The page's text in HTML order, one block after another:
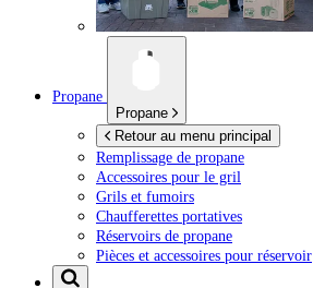
Propane
Propane
Retour au menu principal
Remplissage de propane
Accessoires pour le gril
Grils et fumoirs
Chaufferettes portatives
Réservoirs de propane
Pièces et accessoires pour réservoir